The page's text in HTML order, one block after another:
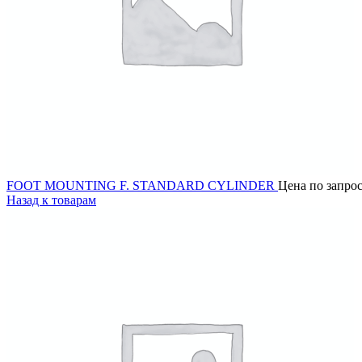
FOOT MOUNTING F. STANDARD CYLINDER Цена по
Назад к товарам